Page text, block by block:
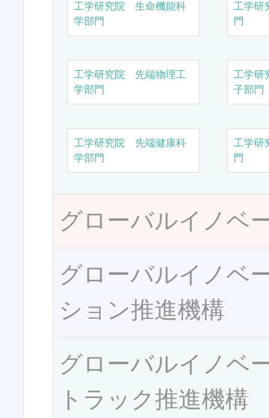
工学研究院 生命機能科
学部門
工学研
門
工学研究院 先端物理工
学部門
工学研
子部門
工学研究院 先端健康科
学部門
工学研
門
グローバルイノベ
グローバルイノベ
ション推進機構
グローバルイノベ
トラック推進機構